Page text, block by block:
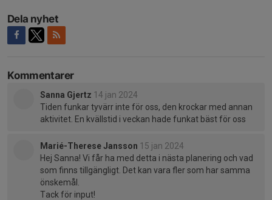
Dela nyhet
Kommentarer
Sanna Gjertz 14 jan 2024
Tiden funkar tyvärr inte för oss, den krockar med annan
aktivitet. En kvällstid i veckan hade funkat bäst för oss
Marié-Therese Jansson 15 jan 2024
Hej Sanna! Vi får ha med detta i nästa planering och vad
som finns tillgängligt. Det kan vara fler som har samma
önskemål.
Tack för input!